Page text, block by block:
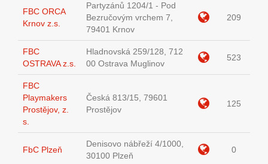
FBC ORCA
Krnov z.s.
Partyzánů 1204/1 - Pod
Bezručovým vrchem 7,
79401 Krnov
209
FBC
OSTRAVA z.s.
Hladnovská 259/128, 712
00 Ostrava Muglinov
523
FBC
Playmakers
Prostějov, z.
s.
Česká 813/15, 79601
Prostějov
125
FbC Plzeň
Denisovo nábřeží 4/1000,
30100 Plzeň
0